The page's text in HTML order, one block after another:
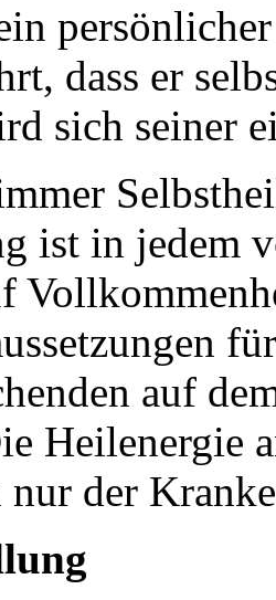
dass er
sich seiner
ist in jedem
auf
Heilenergie
nur der